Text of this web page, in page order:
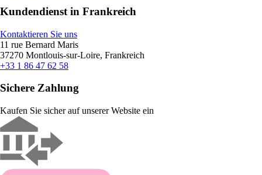
Kundendienst in Frankreich
Kontaktieren Sie uns
11 rue Bernard Maris
37270 Montlouis-sur-Loire, Frankreich
+33 1 86 47 62 58
Sichere Zahlung
Kaufen Sie sicher auf unserer Website ein